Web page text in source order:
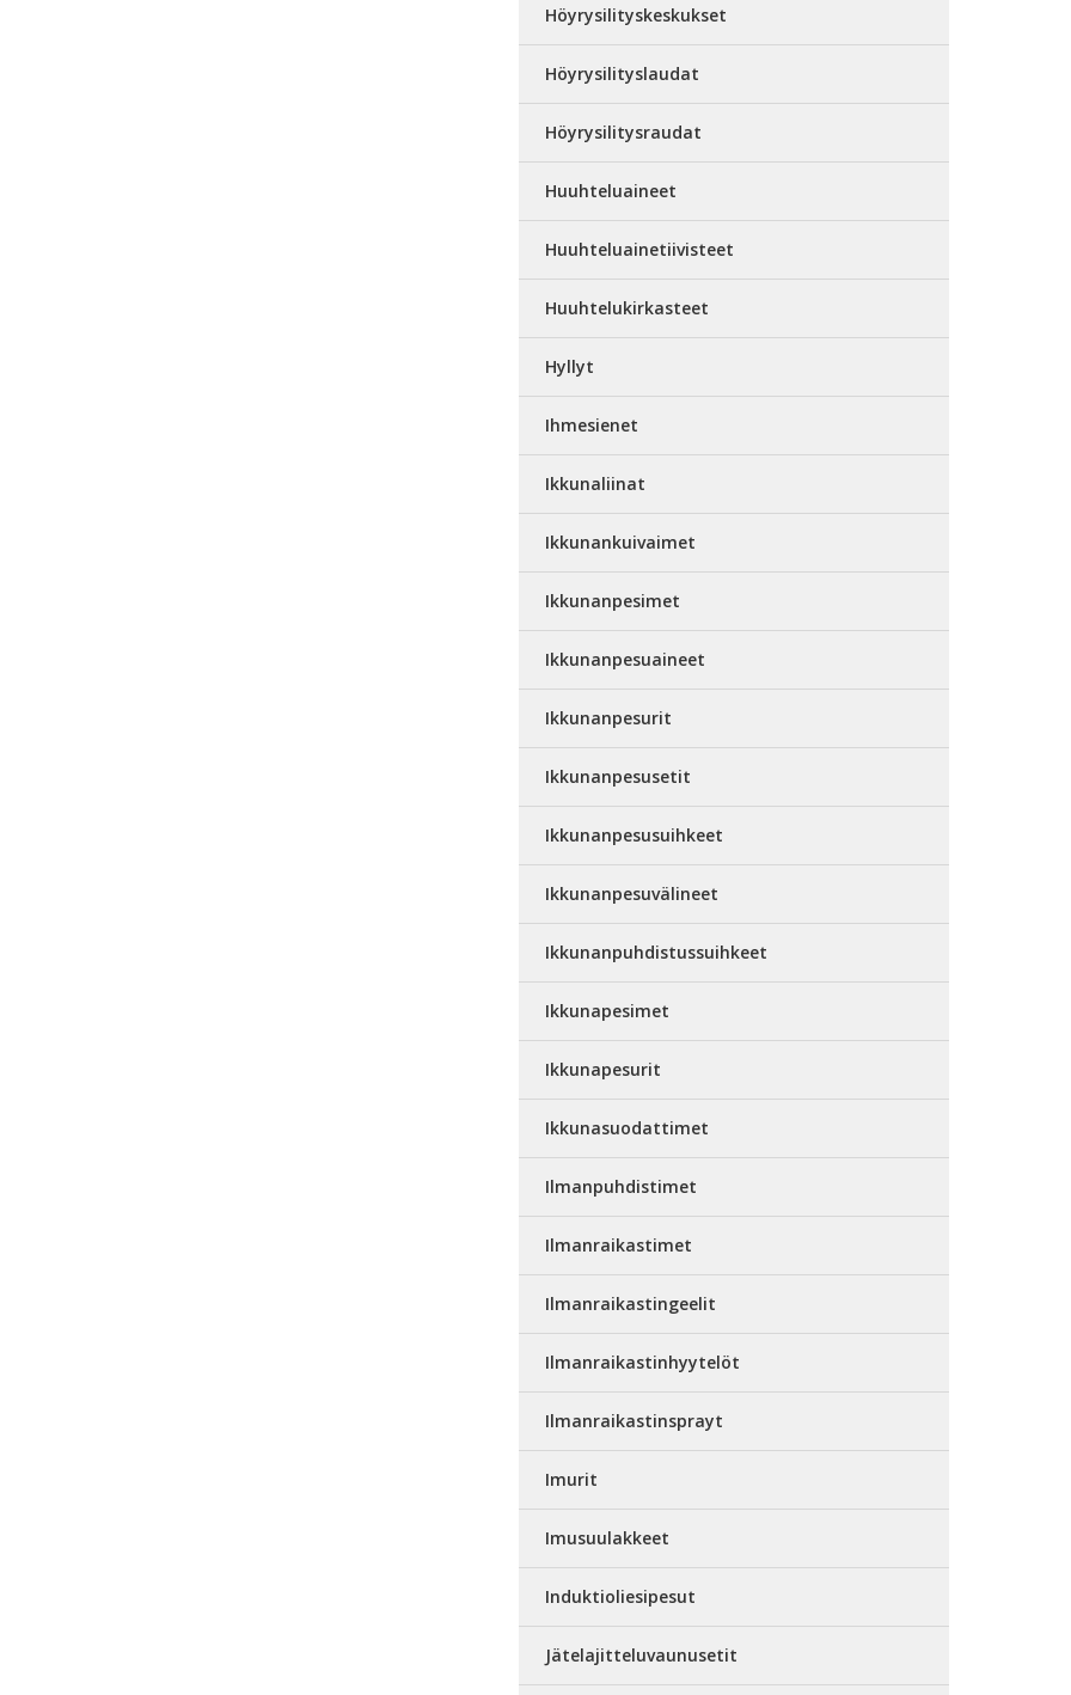
Höyrysilityskeskukset
Höyrysilityslaudat
Höyrysilitysraudat
Huuhteluaineet
Huuhteluainetiivisteet
Huuhtelukirkasteet
Hyllyt
Ihmesienet
Ikkunaliinat
Ikkunankuivaimet
Ikkunanpesimet
Ikkunanpesuaineet
Ikkunanpesurit
Ikkunanpesusetit
Ikkunanpesusuihkeet
Ikkunanpesuvälineet
Ikkunanpuhdistussuihkeet
Ikkunapesimet
Ikkunapesurit
Ikkunasuodattimet
Ilmanpuhdistimet
Ilmanraikastimet
Ilmanraikastingeelit
Ilmanraikastinhyytelöt
Ilmanraikastinsprayt
Imurit
Imusuulakkeet
Induktioliesipesut
Jätelajitteluvaunusetit